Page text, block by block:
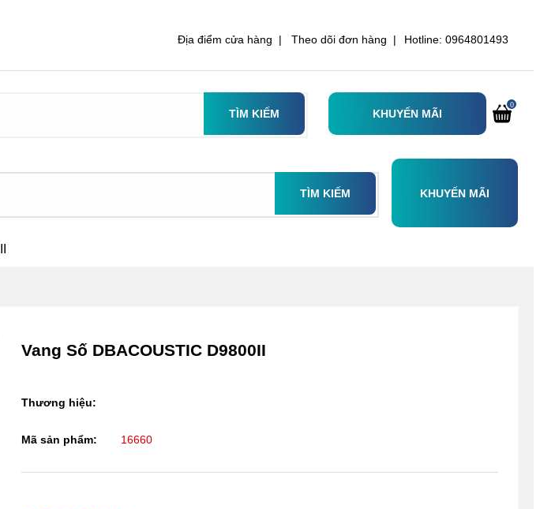
Địa điểm cửa hàng | Theo dõi đơn hàng | Hotline: 0964801493
TÌM KIẾM KHUYẾN MÃI
0
TÌM KIẾM KHUYẾN MÃI
Vang Số DBACOUSTIC D9800II
Thương hiệu:
Mã sản phẩm: 16660